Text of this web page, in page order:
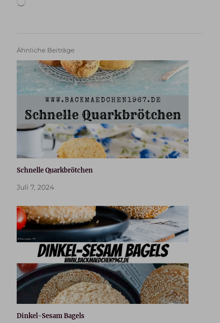
Ähnliche Beiträge
Schnelle Quarkbrötchen
Juli 7, 2024
Dinkel-Sesam Bagels